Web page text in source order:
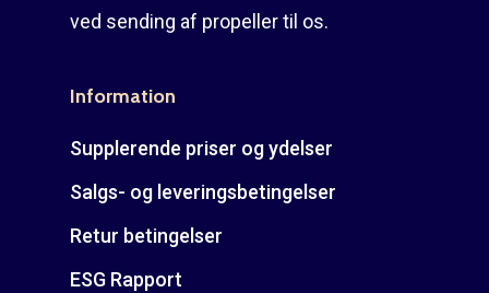
ved sending af propeller til os.
Information
Supplerende priser og ydelser
Salgs- og leveringsbetingelser
Retur betingelser
ESG Rapport